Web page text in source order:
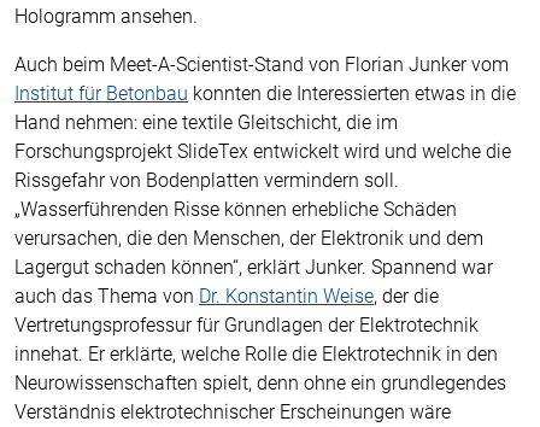
Hologramm ansehen.
Auch beim Meet-A-Scientist-Stand von Florian Junker vom
Institut für Betonbau konnten die Interessierten etwas in die
Hand nehmen: eine textile Gleitschicht, die im
Forschungsprojekt SlideTex entwickelt wird und welche die
Rissgefahr von Bodenplatten vermindern soll.
„Wasserführenden Risse können erhebliche Schäden
verursachen, die den Menschen, der Elektronik und dem
Lagergut schaden können“, erklärt Junker. Spannend war
auch das Thema von Dr. Konstantin Weise, der die
Vertretungsprofessur für Grundlagen der Elektrotechnik
innehat. Er erklärte, welche Rolle die Elektrotechnik in den
Neurowissenschaften spielt, denn ohne ein grundlegendes
Verständnis elektrotechnischer Erscheinungen wäre